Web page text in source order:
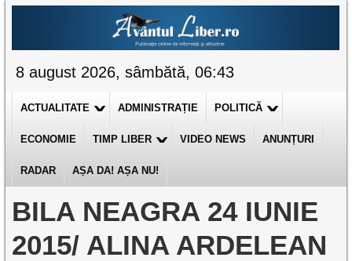
8 august 2026, sâmbătă, 06:43
ACTUALITATE ADMINISTRAȚIE POLITICĂ
ECONOMIE TIMP LIBER VIDEO NEWS ANUNȚURI
RADAR AȘA DA! AȘA NU!
BILA NEAGRA 24 IUNIE
2015/ ALINA ARDELEAN